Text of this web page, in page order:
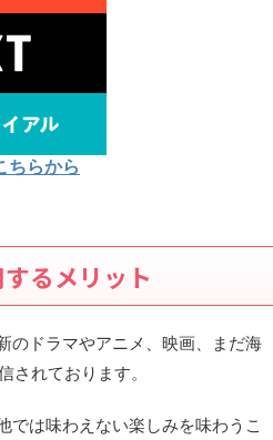
ちらから
るメリット
のドラマやアニメ、映画、まだ海
れております。
では味わえない楽しみを味わうこ